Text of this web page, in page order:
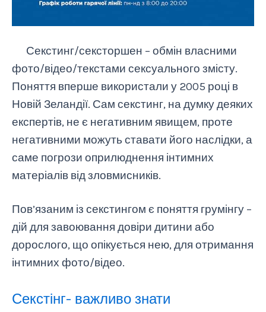
Секстинг/сексторшен – обмін власними
фото/відео/текстами сексуального змісту.
Поняття вперше використали у 2005 році в
Новій Зеландії. Сам секстинг, на думку деяких
експертів, не є негативним явищем, проте
негативними можуть ставати його наслідки, а
саме погрози оприлюднення інтимних
матеріалів від зловмисників.
Пов’язаним із секстингом є поняття грумінгу –
дій для завоювання довіри дитини або
дорослого, що опікується нею, для отримання
інтимних фото/відео.
Секстінг- важливо знати